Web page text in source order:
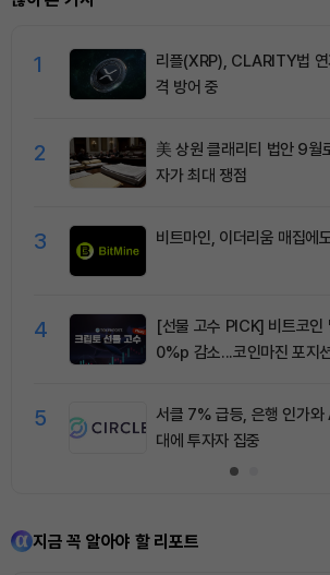
1
리플(XRP), CLARITY법
격 방어 중
2
美 상원 클래리티 법안 9월
자가 최대 쟁점
3 비트마인, 이더리움 매집에
4
[선물 고수 PICK] 비트코인
0%p 감소...코인마진 포지
5
서클 7% 급등, 은행 인가와
대에 투자자 집중
지금 꼭 알아야 할 리포트